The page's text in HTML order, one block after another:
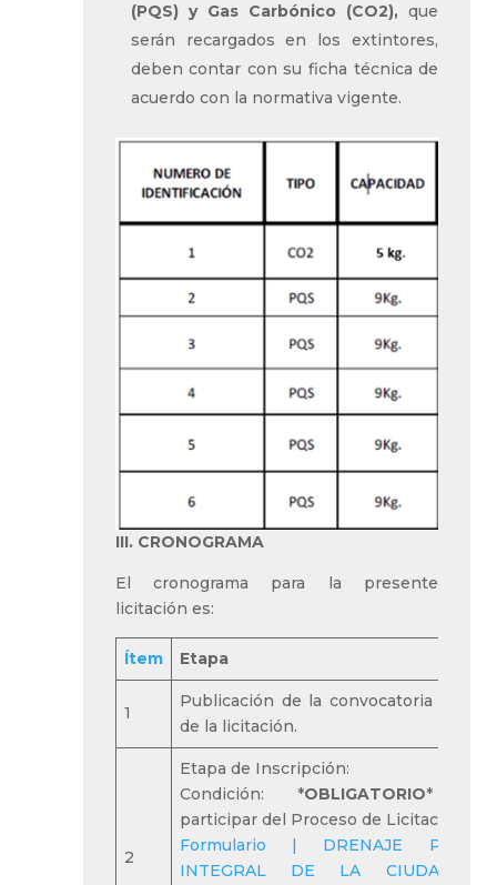
(PQS) y Gas Carbónico (CO2), que
serán recargados en los extintores,
deben contar con su ficha técnica de
acuerdo con la normativa vigente.
III. CRONOGRAMA
El cronograma para la presente
licitación es:
Ítem Etapa
1
Publicación de la convocatoria e
de la licitación.
2
Etapa de Inscripción:
Condición: *OBLIGATORIO*
participar del Proceso de Licitación:
Formulario | DRENAJE
INTEGRAL DE LA CIUDAD